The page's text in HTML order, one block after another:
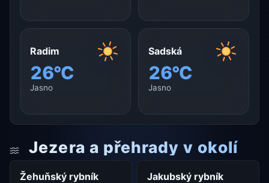
Radim
26°C
Jasno
Sadská
26°C
Jasno
Jezera a přehrady v okolí
Žehuňský rybník Jakubský rybník